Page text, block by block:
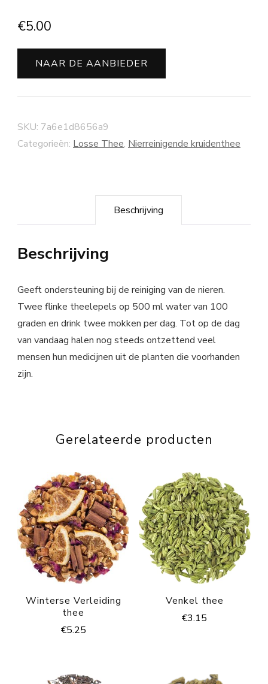
€5.00
NAAR DE AANBIEDER
SKU: 7a6e1d8656a9
Categorieën: Losse Thee, Nierreinigende kruidenthee
Beschrijving
Beschrijving
Geeft ondersteuning bij de reiniging van de nieren.
Twee flinke theelepels op 500 ml water van 100
graden en drink twee mokken per dag. Tot op de dag
van vandaag halen nog steeds ontzettend veel
mensen hun medicijnen uit de planten die voorhanden
zijn.
Gerelateerde producten
Winterse Verleiding
thee
€5.25
Venkel thee
€3.15